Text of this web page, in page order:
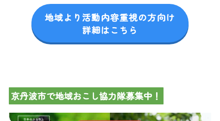
地域より活動内容重視の方向け
詳細はこちら
京丹波市で地域おこし協力隊募集中！